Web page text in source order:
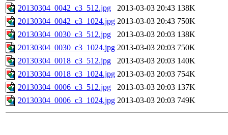
20130304_0042_c3_512.jpg
2013-03-03 20:43 138K
20130304_0042_c3_1024.jpg 2013-03-03 20:43 750K
20130304_0030_c3_512.jpg
2013-03-03 20:03 138K
20130304_0030_c3_1024.jpg 2013-03-03 20:03 750K
20130304_0018_c3_512.jpg
2013-03-03 20:03 140K
20130304_0018_c3_1024.jpg 2013-03-03 20:03 754K
20130304_0006_c3_512.jpg
2013-03-03 20:03 137K
20130304_0006_c3_1024.jpg 2013-03-03 20:03 749K